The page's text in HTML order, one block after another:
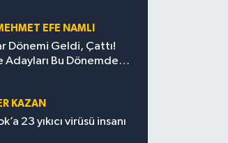
EFE NAMLI
Dönemi Geldi, Çattı!
Adayları Bu Dönemde
KAZAN
23 yıkıcı virüsü insanı